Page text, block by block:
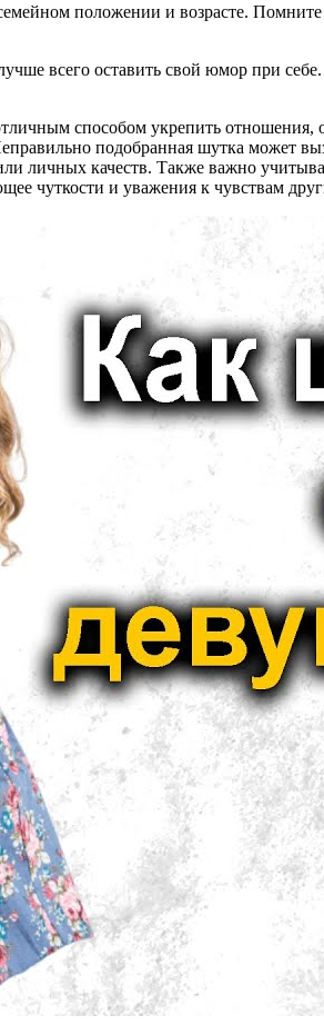
положении и возрасте.
всего оставить свой юмор при
способом укрепить
подобранная шутка может
личных качеств. Также важно
чуткости и уважения к чувствам